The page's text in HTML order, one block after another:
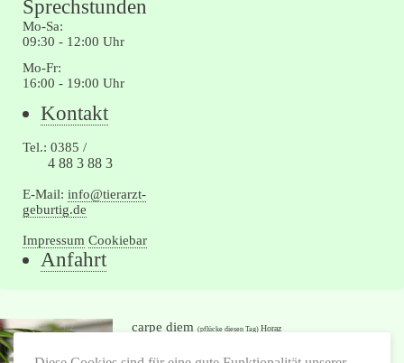
Sprechstunden
Mo-Sa:
09:30 - 12:00 Uhr
Mo-Fr:
16:00 - 19:00 Uhr
Navigation
Kontakt
Tel.: 0385 /
4 88 3 88 3
E-Mail: info@tierarzt-
geburtig.de
Impressum Cookiebar
Navigation
Anfahrt
carpe diem (pflücke diesen Tag) Horaz
als:nutze den Tag!